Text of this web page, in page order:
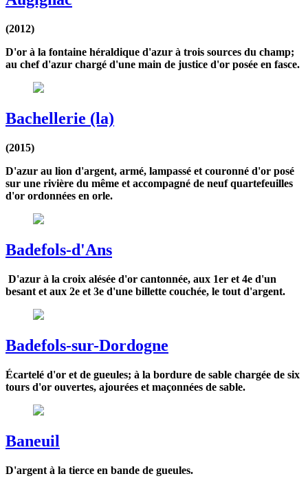
(2012)
D'or à la fontaine héraldique d'azur à trois sources du champ;
au chef d'azur chargé d'une main de justice d'or posée en fasce.
Bachellerie (la)
(2015)
D'azur au lion d'argent, armé, lampassé et couronné d'or posé
sur une rivière du même et accompagné de neuf quartefeuilles
d'or ordonnées en orle.
Badefols-d'Ans
D'azur à la croix alésée d'or cantonnée, aux 1er et 4e d'un
besant et aux 2e et 3e d'une billette couchée, le tout d'argent.
Badefols-sur-Dordogne
Écartelé d'or et de gueules; à la bordure de sable chargée de six
tours d'or ouvertes, ajourées et maçonnées de sable.
Baneuil
D'argent à la tierce en bande de gueules.